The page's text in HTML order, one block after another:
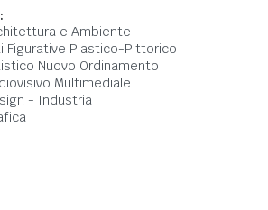
e Ambiente
Figurative Plastico-Pittorico
Nuovo Ordinamento
Multimediale
- Industria